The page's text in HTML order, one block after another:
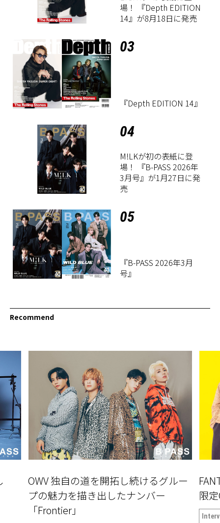
場！ 『Depth EDITION
14』が8月18日に発売
03
『Depth EDITION 14』
04
M!LKが初の表紙に登
場！ 『B-PASS 2026年
3月号』が1月27日に発
売
05
『B-PASS 2026年3月
号』
Recommend
OWV 独自の道を開拓し続けるグルー
プの魅力を描き出したナンバー
「Frontier」
限